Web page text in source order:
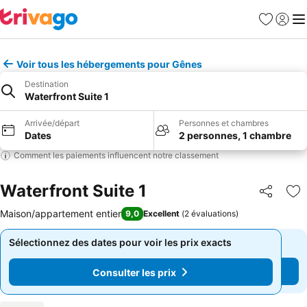
Favoris
Se
Voir tous les hébergements pour Gênes
Destination
Waterfront Suite 1
Arrivée/départ
Dates
Personnes et chambres
2 personnes, 1 chambre
Comment les paiements influencent notre classement
Waterfront Suite 1 Partager
Maison/appartement entier 9,0 Excellent (2 évaluations)
Sélectionnez des dates pour voir les prix exacts
Consulter les prix
Sélectionnez des dates pour voir les prix exacts
Consulter les prix